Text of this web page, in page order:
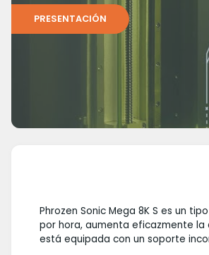
PRESENTACIÓN
Phrozen Sonic Mega 8K S es un
por hora, aumenta eficazmente la
está equipada con un soporte